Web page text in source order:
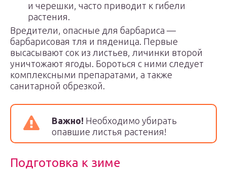
и черешки, часто приводит к гибели
растения.
Вредители, опасные для барбариса —
барбарисовая тля и пяденица. Первые
высасывают сок из листьев, личинки второй
уничтожают ягоды. Бороться с ними следует
комплексными препаратами, а также
санитарной обрезкой.
Важно! Необходимо убирать
опавшие листья растения!
Подготовка к зиме